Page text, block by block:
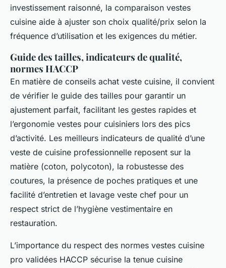
investissement raisonné, la comparaison vestes
cuisine aide à ajuster son choix qualité/prix selon la
fréquence d’utilisation et les exigences du métier.
Guide des tailles, indicateurs de qualité,
normes HACCP
En matière de conseils achat veste cuisine, il convient
de vérifier le guide des tailles pour garantir un
ajustement parfait, facilitant les gestes rapides et
l’ergonomie vestes pour cuisiniers lors des pics
d’activité. Les meilleurs indicateurs de qualité d’une
veste de cuisine professionnelle reposent sur la
matière (coton, polycoton), la robustesse des
coutures, la présence de poches pratiques et une
facilité d’entretien et lavage veste chef pour un
respect strict de l’hygiène vestimentaire en
restauration.
L’importance du respect des normes vestes cuisine
pro validées HACCP sécurise la tenue cuisine